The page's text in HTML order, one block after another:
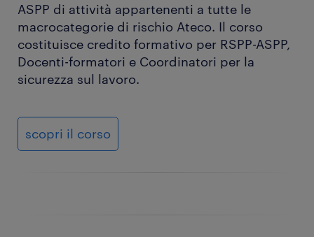
ASPP di attività appartenenti a tutte le
macrocategorie di rischio Ateco. Il corso
costituisce credito formativo per RSPP-ASPP,
Docenti-formatori e Coordinatori per la
sicurezza sul lavoro.
scopri il corso